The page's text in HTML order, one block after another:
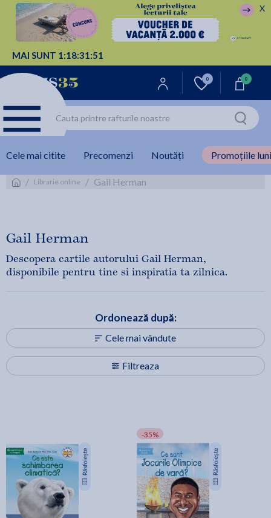
MAI SUNT 1:18:31:50
X
0 0
Cele mai citite Precomenzi Noutăți Promoțiile
/ Librarie online / Gail Herman
Gail Herman
Descopera cartile autorului Gail Herman,
disponibile pentru tine si inspiratia ta zilnica.
Filtreaza
Ordonează după:
Cele mai vândute
-35%